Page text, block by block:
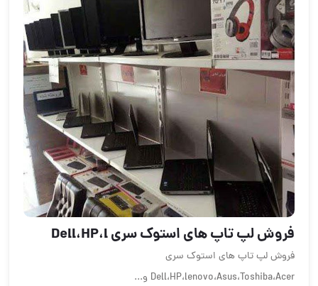
فروش لپ تاپ های استوک سری Dell،HP،l
فروش لپ تاپ های استوک سری
Dell،HP،lenovo،Asus،Toshiba،Acer و...